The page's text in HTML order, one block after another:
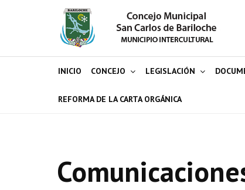
INICIO CONCEJO LEGISLACIÓN
REFORMA DE LA CARTA ORGÁNICA